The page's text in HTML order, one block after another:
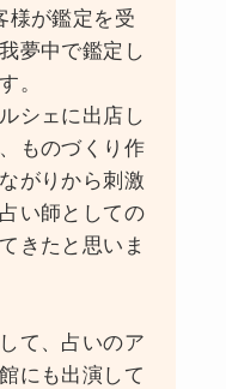
様が鑑定を受
夢中で鑑定し
。
シェに出店し
ものづくり作
がりから刺激
い師としての
きたと思いま
て、占いのア
にも出演して